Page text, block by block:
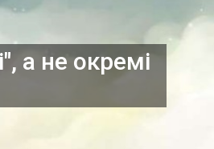
а не окремі